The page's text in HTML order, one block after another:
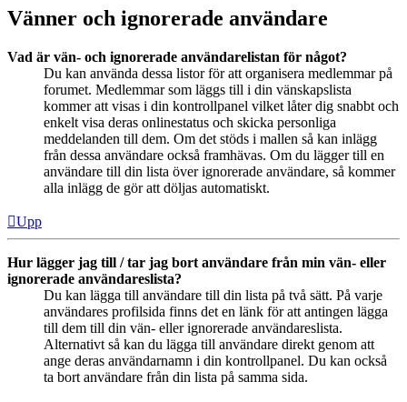
Vänner och ignorerade användare
Vad är vän- och ignorerade användarelistan för något?
Du kan använda dessa listor för att organisera medlemmar på
forumet. Medlemmar som läggs till i din vänskapslista
kommer att visas i din kontrollpanel vilket låter dig snabbt och
enkelt visa deras onlinestatus och skicka personliga
meddelanden till dem. Om det stöds i mallen så kan inlägg
från dessa användare också framhävas. Om du lägger till en
användare till din lista över ignorerade användare, så kommer
alla inlägg de gör att döljas automatiskt.
Upp
Hur lägger jag till / tar jag bort användare från min vän- eller
ignorerade användareslista?
Du kan lägga till användare till din lista på två sätt. På varje
användares profilsida finns det en länk för att antingen lägga
till dem till din vän- eller ignorerade användareslista.
Alternativt så kan du lägga till användare direkt genom att
ange deras användarnamn i din kontrollpanel. Du kan också
ta bort användare från din lista på samma sida.